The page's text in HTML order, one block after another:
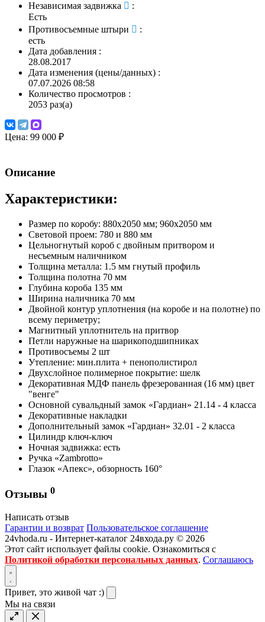
Независимая задвижка
:
Есть
Противосъемные штыри
:
есть
Дата добавления :
28.08.2017
Дата изменения (цены/данных) :
07.07.2026 08:58
Количество просмотров :
2053 раз(а)
Цена: 99 000 ₽
Описание
Характеристики:
Размер по коробу: 880х2050 мм; 960х2050 мм
Световой проем: 780 и 880 мм
Цельногнутый короб с двойным притвором и
несъемным наличником
Толщина металла: 1.5 мм гнутый профиль
Толщина полотна 70 мм
Глубина короба 135 мм
Ширина наличника 70 мм
Двойной контур уплотнения (на коробе и на полотне) по
всему периметру;
Магнитный уплотнитель на притвор
Петли наружные на шарикоподшипниках
Противосъемы 2 шт
Утепление: мин.плита + пенополистирол
Двухслойное полимерное покрытие: шелк
Декоративная МДФ панель фрезерованная (16 мм) цвет
"венге"
Основной сувальдный замок «Гардиан» 21.14 - 4 класса
Декоративные накладки
Дополнительный замок «Гардиан» 32.01 - 2 класса
Цилиндр ключ-ключ
Ночная задвижка: есть
Ручка «Zambrotto»
Глазок «Апекс», обзорность 160°
Отзывы 0
Написать отзыв
Гарантии и возврат Пользовательское соглашение
24vhoda.ru - Интернет-каталог 24входа.ру © 2026
Этот сайт использует файлы cookie. Ознакомиться с
Политикой обработки персональных данных. Соглашаюсь
Привет, это живой чат :)
Мы на связи